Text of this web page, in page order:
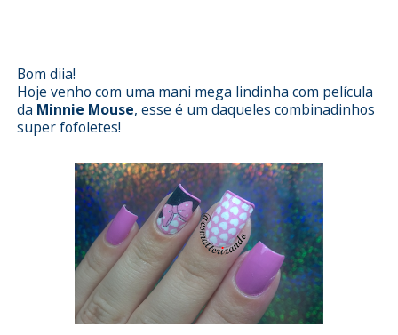
Bom diia!
Hoje venho com uma mani mega lindinha com película
da Minnie Mouse, esse é um daqueles combinadinhos
super fofoletes!